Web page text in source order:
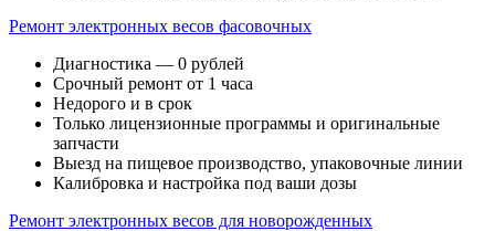
Ремонт электронных весов фасовочных
Диагностика — 0 рублей
Срочный ремонт от 1 часа
Недорого и в срок
Только лицензионные программы и оригинальные
запчасти
Выезд на пищевое производство, упаковочные линии
Калибровка и настройка под ваши дозы
Ремонт электронных весов для новорожденных